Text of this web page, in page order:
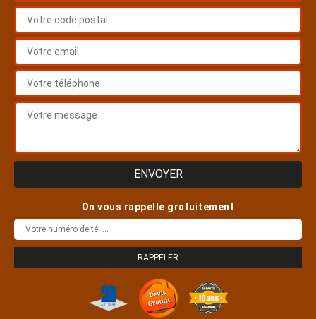
On vous rappelle gratuitement